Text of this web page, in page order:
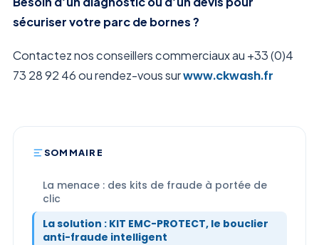
sécuriser votre parc de bornes ?
Contactez nos conseillers commerciaux au +33 (0)4
73 28 92 46 ou rendez-vous surwww.ckwash.fr
SOMMAIRE
La menace : des kits de fraude à portée de
clic
La solution : KIT EMC-PROTECT, le bouclier
anti-fraude intelligent